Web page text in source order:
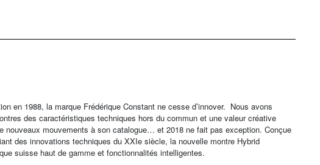
en 1988, la marque Frédérique Constant ne cesse d’innover. Nous avons
des caractéristiques techniques hors du commun et une valeur créative
nouveaux mouvements à son catalogue… et 2018 ne fait pas exception. Conçue
des innovations techniques du XXIe siècle, la nouvelle montre Hybrid
suisse haut de gamme et fonctionnalités intelligentes.